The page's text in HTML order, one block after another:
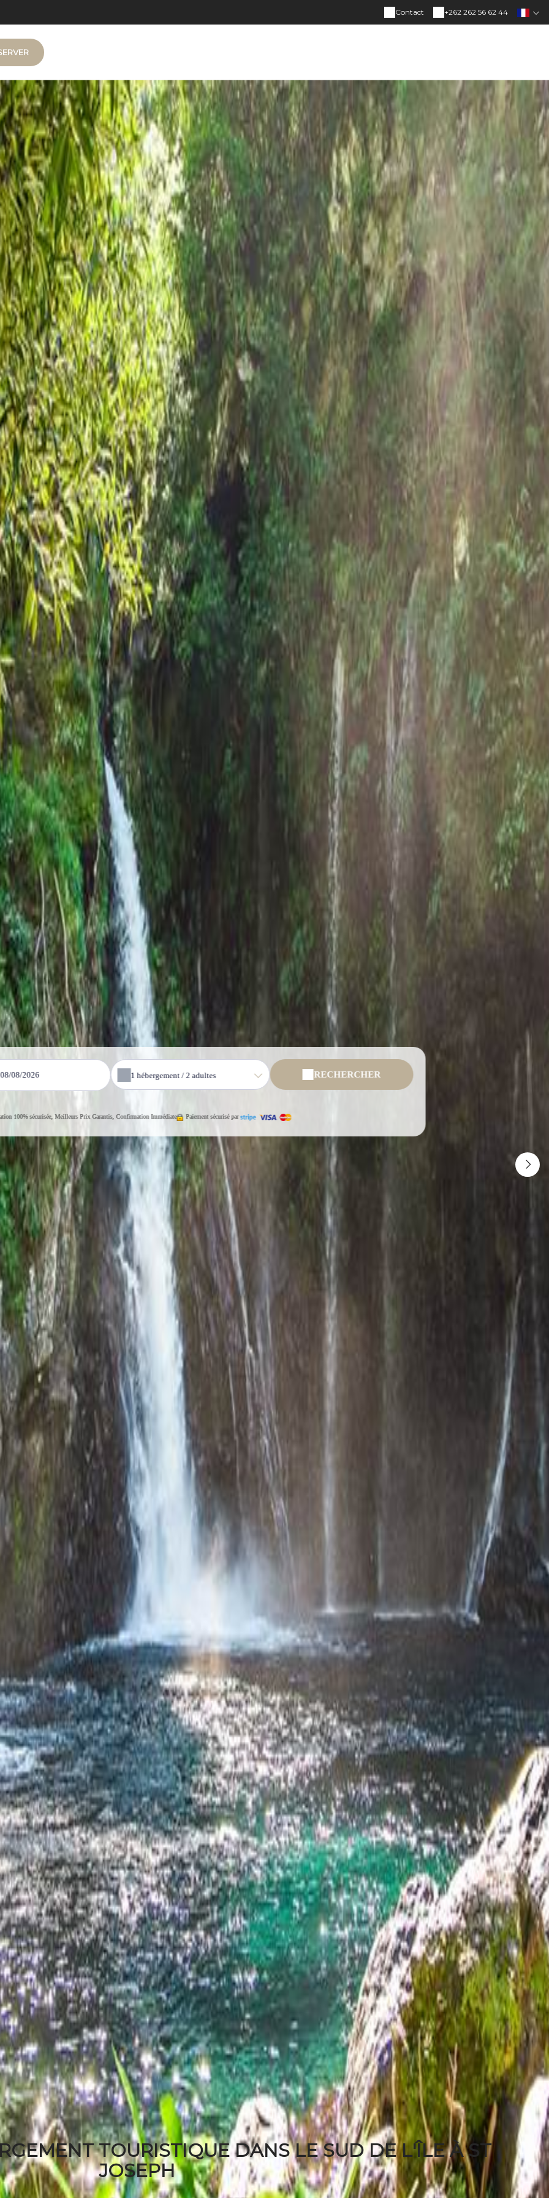
+262 262 56 62 44
Contact
1hébergement /2adultes RECHERCHER
100% sécurisée, Meilleurs Prix Garantis, Confirmation Immédiate Paiement sécurisé par
TOURISTIQUE DANS LE SUD DE L'ÎLE À ST
JOSEPH